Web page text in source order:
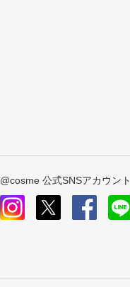
@cosme 公式SNSアカウント